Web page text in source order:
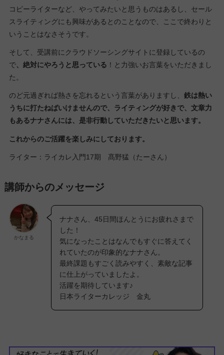
コピーライターなど、やってみたいと思うものはあるし、セール
スライティングにも興味があるとのことなので、ここで終わりと
いうことはなさそうです。
そして、受講前にクラウドソーシングサイトに登録しているの
で、絶対にやろうと思っている ！と力強いお言葉をいただきまし
た。
のど元過ぎれば熱さを忘れるという言葉がありますし、 鉄は熱い
うちに打たねばいけませんので、ライティングが好きで、文章力
もあるナナさんには、是非行動していただきたいと思います。
これからのご活躍を楽しみにしております。
ライター：ライカレ入門17期 髙野猛（たーさん）
講師からのメッセージ
かなまる
ナナさん、45日間ほんとうにお疲れさまで
した！
気になったことはなんでもすぐに答えてく
れていたのが印象的なナナさん。
最終課題もすごく読みやすく、素敵な記事
に仕上がっていましたよ。
活躍を期待しています♪
日本ライターカレッジ 金丸